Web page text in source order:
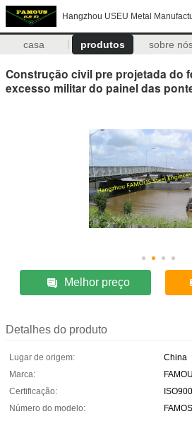
Hangzhou USEU Metal
casa produtos sobre
Construção civil pre projetada do
excesso militar do painel das
Melhor preço
Detalhes do produto
Lugar de origem:
China
Marca:
Certificação:
Número do modelo: